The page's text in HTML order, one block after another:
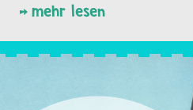
mehr lesen